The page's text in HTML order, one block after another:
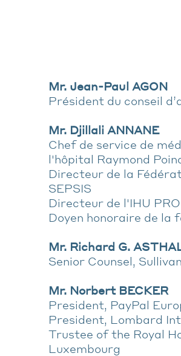
Mr. Jean-Paul AGON
Président du conseil
Mr. Djillali ANNANE
Chef de service de
l'hôpital Raymond
Directeur de la
SEPSIS
Directeur de l'IHU
Doyen honoraire de la
Mr. Richard G.
Senior Counsel,
Mr. Norbert BECKER
President, PayPal
President, Lombard
Trustee of the Royal
Luxembourg